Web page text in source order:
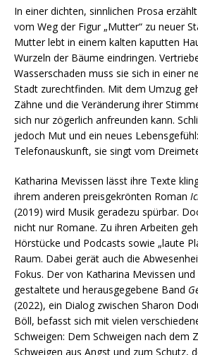
In einer dichten, sinnlichen Prosa
vom Weg der Figur „Mutter“ zu neuer
Mutter lebt in einem kalten kaputten
Wurzeln der Bäume eindringen.
Wasserschaden muss sie sich in einer
Stadt zurechtfinden. Mit dem Umzug
Zähne und die Veränderung ihrer
sich nur zögerlich anfreunden kann.
jedoch Mut und ein neues
Telefonauskunft, sie singt vom
Katharina Mevissen lässt ihre Texte
ihrem anderen preisgekrönten Roman
(2019) wird Musik geradezu spürbar.
nicht nur Romane. Zu ihren Arbeiten
Hörstücke und Podcasts sowie „laute
Raum. Dabei gerät auch die
Fokus. Der von Katharina Mevissen
gestaltete und herausgegebene Band
(2022), ein Dialog zwischen Sharon
Böll, befasst sich mit vielen
Schweigen: Dem Schweigen nach dem
Schweigen aus Angst und zum Schutz,